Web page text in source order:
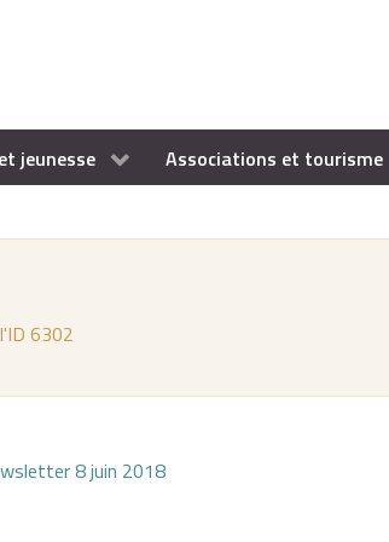
jeunesse Associations et tourisme
6302
8 juin 2018